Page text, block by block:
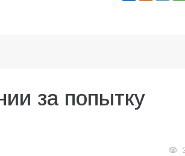
за попытку